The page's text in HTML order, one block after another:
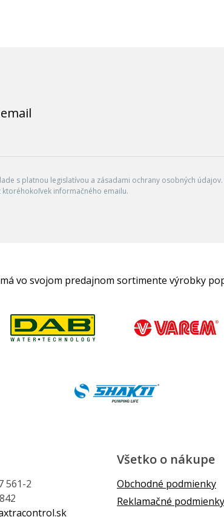
s platnou legislatívou a zásadami ochrany osobných
informačného emailu.
vo svojom predajnom sortimente výrobky
561-2
Všetko o nákupe
Obchodné podmienky
Reklamačné podmienky